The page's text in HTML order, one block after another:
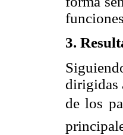
3.
dirigidas
de los